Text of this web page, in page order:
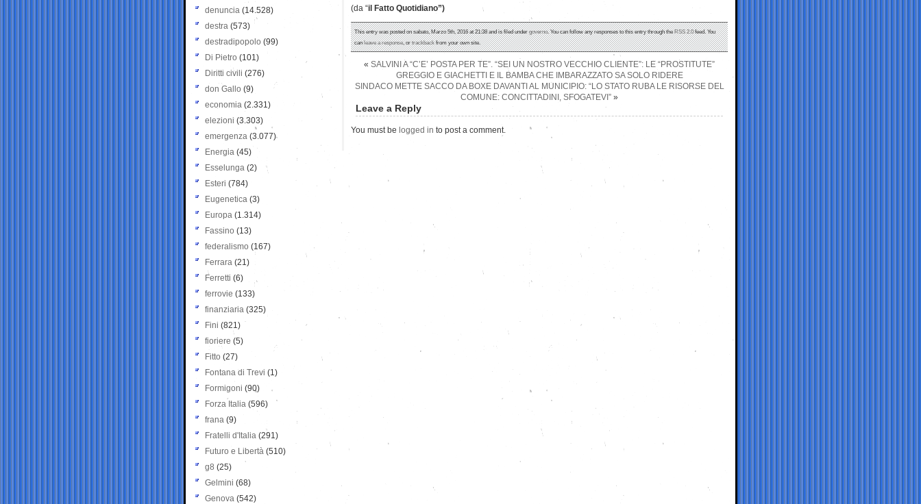
(da “il Fatto Quotidiano”)
This entry was posted on sabato, Marzo 5th, 2016 at 21:38 and is filed undergoverno. You can follow any responses to this entry through theRSS 2.0feed. You
canleave a response, ortrackbackfrom your own site.
« SALVINI A “C’E’ POSTA PER TE”. “SEI UN NOSTRO VECCHIO CLIENTE”: LE “PROSTITUTE”
GREGGIO E GIACHETTI E IL BAMBA CHE IMBARAZZATO SA SOLO RIDERE
SINDACO METTE SACCO DA BOXE DAVANTI AL MUNICIPIO: “LO STATO RUBA LE RISORSE DEL
COMUNE: CONCITTADINI, SFOGATEVI” »
Leave a Reply
You must be logged in to post a comment.
denuncia (14.528)
destra (573)
destradipopolo (99)
Di Pietro (101)
Diritti civili (276)
don Gallo (9)
economia (2.331)
elezioni (3.303)
emergenza (3.077)
Energia (45)
Esselunga (2)
Esteri (784)
Eugenetica (3)
Europa (1.314)
Fassino (13)
federalismo (167)
Ferrara (21)
Ferretti (6)
ferrovie (133)
finanziaria (325)
Fini (821)
fioriere (5)
Fitto (27)
Fontana di Trevi (1)
Formigoni (90)
Forza Italia (596)
frana (9)
Fratelli d'Italia (291)
Futuro e Libertà (510)
g8 (25)
Gelmini (68)
Genova (542)